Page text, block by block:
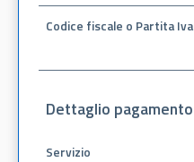
Codice fiscale o Partita Iva
Dettaglio pagamento
Servizio